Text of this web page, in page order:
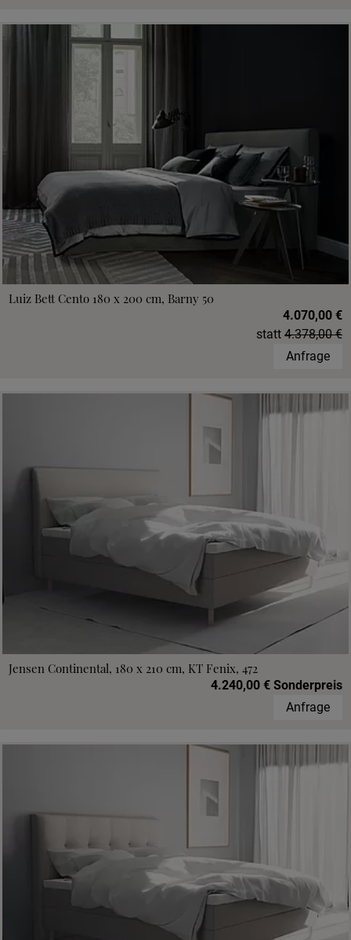
Luiz Bett Cento 180 x 200 cm, Barny 50
4.070,00 €
statt 4.378,00 €
Anfrage
Jensen Continental, 180 x 210 cm, KT Fenix, 472
4.240,00 € Sonderpreis
Anfrage